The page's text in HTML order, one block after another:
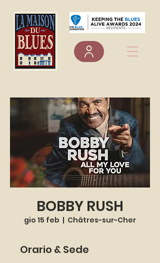
BOBBY RUSH
gio 15 feb
  |
Châtres-sur-Cher
Orario & Sede